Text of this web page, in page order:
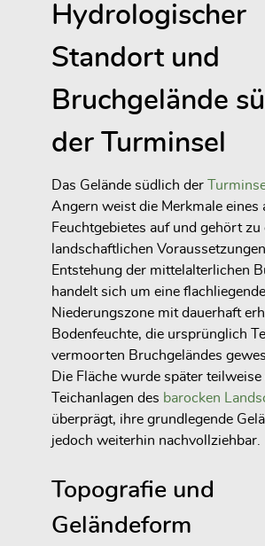
Hydrologischer
Standort und
Bruchgelände
der Turminsel
Das Gelände südlich der
Angern weist die Merkmale eines
Feuchtgebietes auf und gehört zu
landschaftlichen
Entstehung der mittelalterlichen
handelt sich um eine flachliegende
Niederungszone mit dauerhaft
Bodenfeuchte, die ursprünglich
vermoorten Bruchgeländes
Die Fläche wurde später
Teichanlagen des barocken
überprägt, ihre grundlegende
jedoch weiterhin nachvollziehbar.
Topografie und
Geländeform